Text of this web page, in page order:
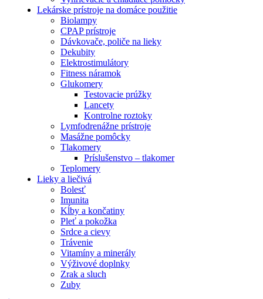
Lekárske prístroje na domáce použitie
Biolampy
CPAP prístroje
Dávkovače, poliče na lieky
Dekubity
Elektrostimulátory
Fitness náramok
Glukomery
Testovacie prúžky
Lancety
Kontrolne roztoky
Lymfodrenážne prístroje
Masážne pomôcky
Tlakomery
Príslušenstvo – tlakomer
Teplomery
Lieky a liečivá
Bolesť
Imunita
Kĺby a končatiny
Pleť a pokožka
Srdce a cievy
Trávenie
Vitamíny a minerály
Výživové doplnky
Zrak a sluch
Zuby